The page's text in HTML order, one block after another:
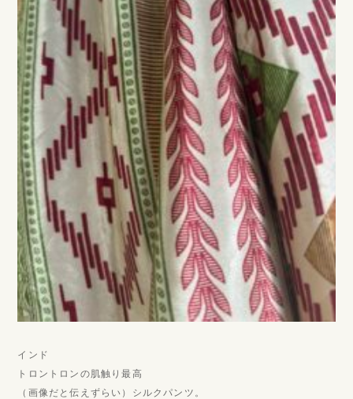
インド
トロントロンの肌触り最高
（画像だと伝えずらい）シルクパンツ。